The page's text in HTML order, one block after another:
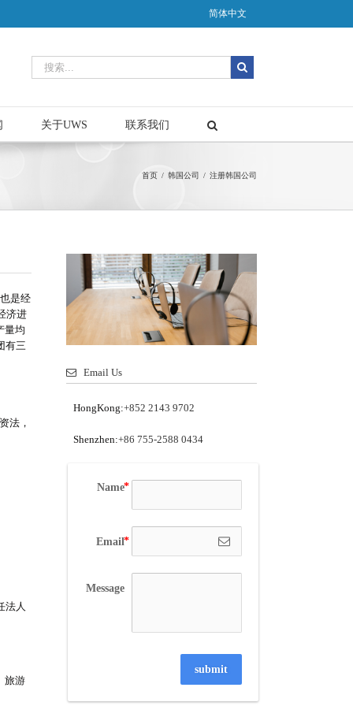
简体中文
关于UWS 联系我们
首页 / 韩国公司 / 注册韩国公司
是经
济进
量均
有三
法，
法人
旅游
Email Us
HongKong:+852 2143 9702
Shenzhen:+86 755-2588 0434
Name
Email
Message
submit